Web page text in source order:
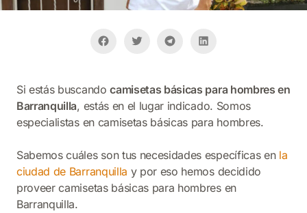
Si estás buscandocamisetas básicas para hombres en
Barranquilla, estás en el lugar indicado. Somos
especialistas en camisetas básicas para hombres.
Sabemos cuáles son tus necesidades específicas en la
ciudad de Barranquilla y por eso hemos decidido
proveer camisetas básicas para hombres en
Barranquilla.